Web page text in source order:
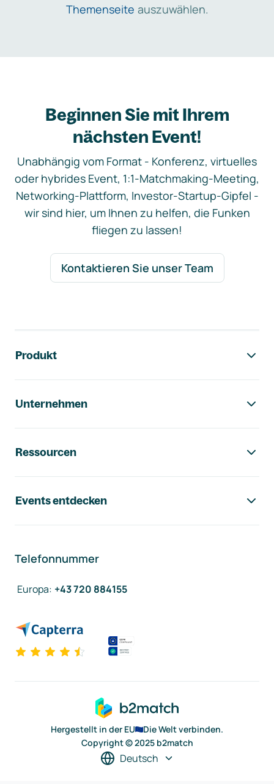
Themenseite auszuwählen.
Beginnen Sie mit Ihrem
nächsten Event!
Unabhängig vom Format - Konferenz, virtuelles
oder hybrides Event, 1:1-Matchmaking-Meeting,
Networking-Plattform, Investor-Startup-Gipfel -
wir sind hier, um Ihnen zu helfen, die Funken
fliegen zu lassen!
Kontaktieren Sie unser Team
Produkt
Unternehmen
Ressourcen
Events entdecken
Telefonnummer
Europa: +43 720 884155
Hergestellt in der EU
Die Welt verbinden.
Copyright © 2025 b2match
Deutsch